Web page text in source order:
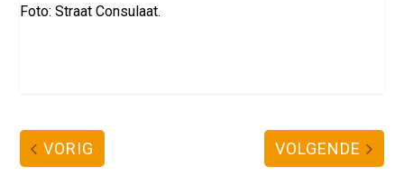
Foto: Straat Consulaat.
VORIG VOLGENDE